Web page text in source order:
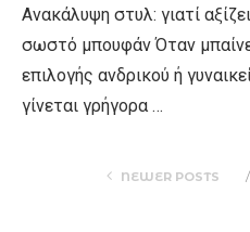
Ανακάλυψη στυλ: γιατί
σωστό μπουφάν Όταν
επιλογής ανδρικού ή
γίνεται γρήγορα …
NEWER POSTS